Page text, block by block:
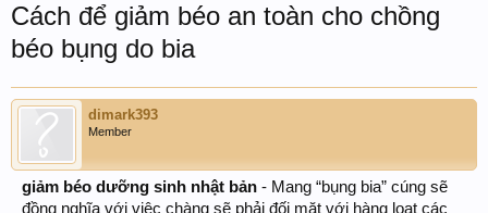
Cách để giảm béo an toàn cho chồng
béo bụng do bia
dimark393
Member
giảm béo dưỡng sinh nhật bản - Mang “bụng bia” cúng sẽ
đồng nghĩa với việc chàng sẽ phải đối mặt với hàng loạt các